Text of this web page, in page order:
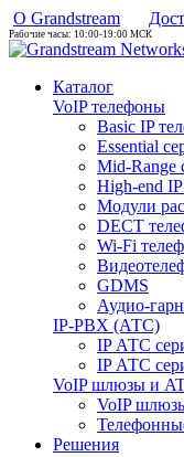
О Grandstream
Рабочие часы: 10:00-19:00 МСК
Каталог
VoIP телефоны
Basic IP
Essential
Mid-Range
High-end
Модули
DECT
Wi-Fi
GDMS
Аудио-
IP-PBX (АТС)
IP АТС
IP АТС
VoIP шлюзы и
VoIP
Решения